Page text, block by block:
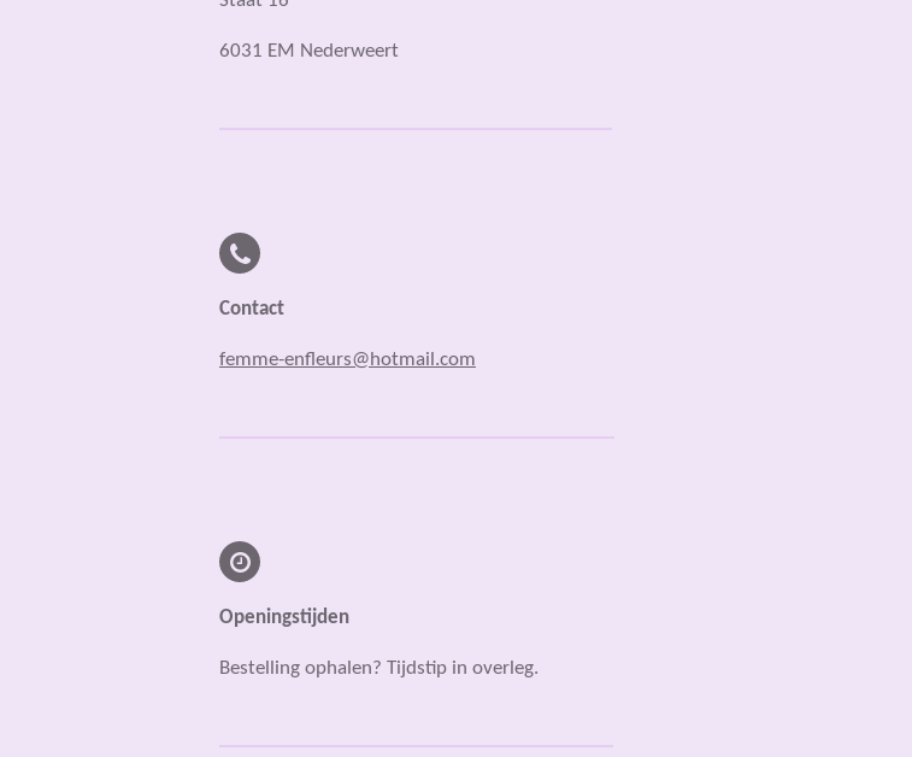
6031 EM Nederweert
Contact
femme-enfleurs@hotmail.com
Openingstijden
Bestelling ophalen? Tijdstip in overleg.